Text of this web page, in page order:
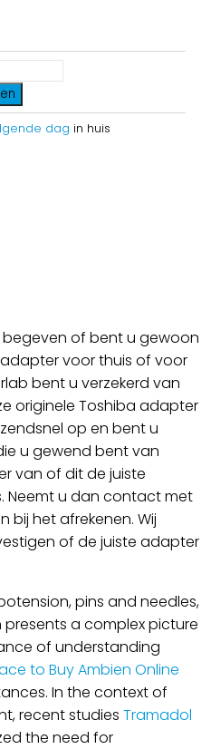
dag in huis
of bent u gewoon
voor thuis of voor
bent u verzekerd van
originele Toshiba adapter
op en bent u
u gewend bent van
van of dit de juiste
Neemt u dan contact met
bij het afrekenen. Wij
of de juiste adapter
pins and needles,
a complex picture
of understanding
to Buy Ambien Online
In the context of
recent studies Tramadol
the need for